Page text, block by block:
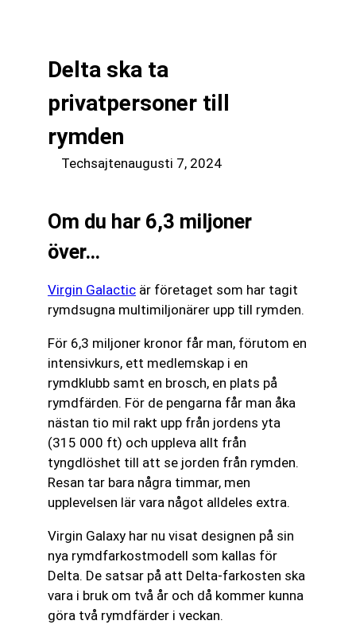
Delta ska ta
privatpersoner till
rymden
Techsajtenaugusti 7, 2024
Om du har 6,3 miljoner
över…
Virgin Galactic är företaget som har tagit
rymdsugna multimiljonärer upp till rymden.
För 6,3 miljoner kronor får man, förutom en
intensivkurs, ett medlemskap i en
rymdklubb samt en brosch, en plats på
rymdfärden. För de pengarna får man åka
nästan tio mil rakt upp från jordens yta
(315 000 ft) och uppleva allt från
tyngdlöshet till att se jorden från rymden.
Resan tar bara några timmar, men
upplevelsen lär vara något alldeles extra.
Virgin Galaxy har nu visat designen på sin
nya rymdfarkostmodell som kallas för
Delta. De satsar på att Delta-farkosten ska
vara i bruk om två år och då kommer kunna
göra två rymdfärder i veckan.